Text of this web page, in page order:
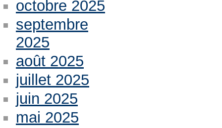
octobre 2025
septembre
2025
août 2025
juillet 2025
juin 2025
mai 2025